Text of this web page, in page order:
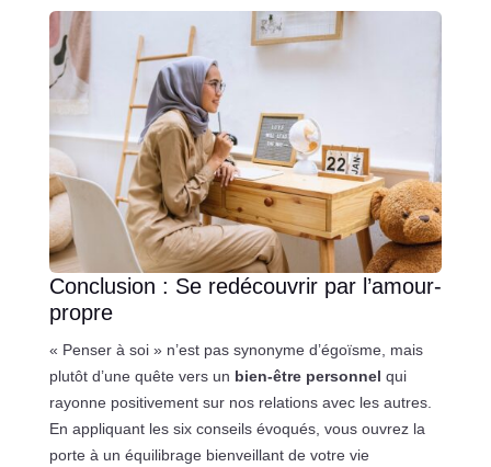
Conclusion : Se redécouvrir par l’amour-
propre
« Penser à soi » n’est pas synonyme d’égoïsme, mais
plutôt d’une quête vers un bien-être personnel qui
rayonne positivement sur nos relations avec les autres.
En appliquant les six conseils évoqués, vous ouvrez la
porte à un équilibrage bienveillant de votre vie